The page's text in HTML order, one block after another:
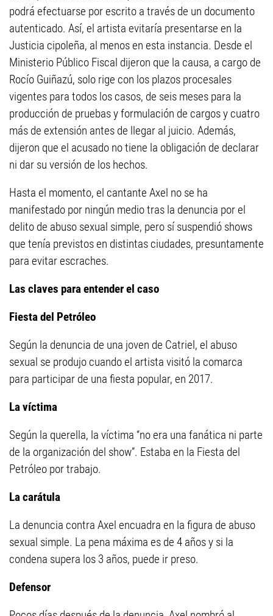
podrá efectuarse por escrito a través de un documento
autenticado. Así, el artista evitaría presentarse en la
Justicia cipoleña, al menos en esta instancia. Desde el
Ministerio Público Fiscal dijeron que la causa, a cargo de
Rocío Guiñazú, solo rige con los plazos procesales
vigentes para todos los casos, de seis meses para la
producción de pruebas y formulación de cargos y cuatro
más de extensión antes de llegar al juicio. Además,
dijeron que el acusado no tiene la obligación de declarar
ni dar su versión de los hechos.
Hasta el momento, el cantante Axel no se ha
manifestado por ningún medio tras la denuncia por el
delito de abuso sexual simple, pero sí suspendió shows
que tenía previstos en distintas ciudades, presuntamente
para evitar escraches.
Las claves para entender el caso
Fiesta del Petróleo
Según la denuncia de una joven de Catriel, el abuso
sexual se produjo cuando el artista visitó la comarca
para participar de una fiesta popular, en 2017.
La víctima
Según la querella, la víctima “no era una fanática ni parte
de la organización del show”. Estaba en la Fiesta del
Petróleo por trabajo.
La carátula
La denuncia contra Axel encuadra en la figura de abuso
sexual simple. La pena máxima es de 4 años y si la
condena supera los 3 años, puede ir preso.
Defensor